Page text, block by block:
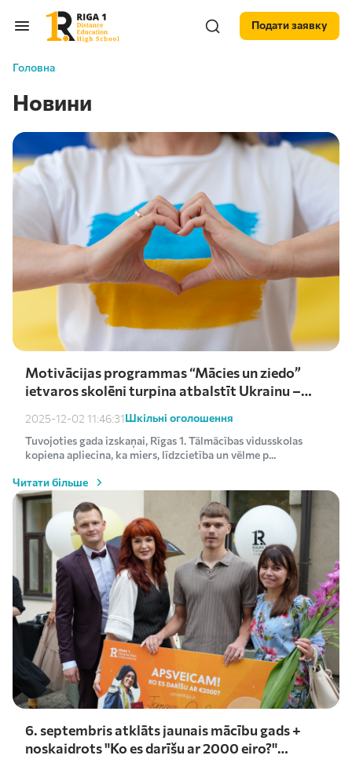
Подати заявку
Головна
Новини
Motivācijas programmas “Mācies un ziedo”
ietvaros skolēni turpina atbalstīt Ukrainu –
2025-12-02 11:46:31Шкільні оголошення
Tuvojoties gada izskaņai, Rīgas 1. Tālmācības vidusskolas
kopiena apliecina, ka miers, līdzcietība un vēlme p...
Читати більше
6. septembris atklāts jaunais mācību gads +
noskaidrots "Ko es darīšu ar 2000 eiro?"